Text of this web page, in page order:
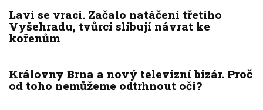
Lavi se vrací. Začalo natáčení třetího
Vyšehradu, tvůrci slibují návrat ke
kořenům
Královny Brna a nový televizní bizár. Proč
od toho nemůžeme odtrhnout oči?